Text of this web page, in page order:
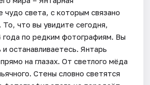
чудо света, с которым связано
что вы увидите сегодня,
года по редким фотографиям. Вы
останавливаетесь. Янтарь
на глазах. От светлого мёда
Стены словно светятся